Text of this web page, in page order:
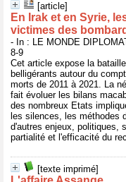
[article]
En Irak et en Syrie,
victimes des
- In : LE MONDE
8-9
Cet article expose la
belligérants autour du
morts de 2011 à 2021. La
fait évoluer les bilans
des nombreux Etats
les silences, les méthodes
d'autres enjeux, politiques,
partialité et l'efficacité du
[texte imprimé]